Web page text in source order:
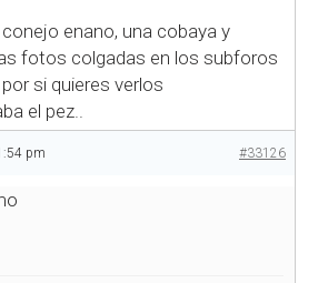
enano, una cobaya y
fotos colgadas en los subforos
si quieres verlos
el pez..
pm #33126